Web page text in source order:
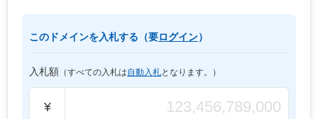
このドメインを入札する（要ログイン）
入札額 （すべての入札は自動入札となります。）
¥